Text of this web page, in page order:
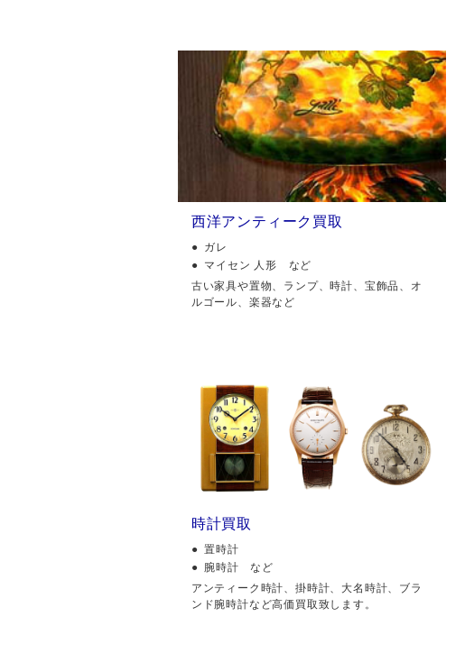
西洋アンティーク買取
ガレ
マイセン 人形 など
古い家具や置物、ランプ、時計、宝飾品、オ
ルゴール、楽器など
時計買取
置時計
腕時計 など
アンティーク時計、掛時計、大名時計、ブラ
ンド腕時計など高価買取致します。